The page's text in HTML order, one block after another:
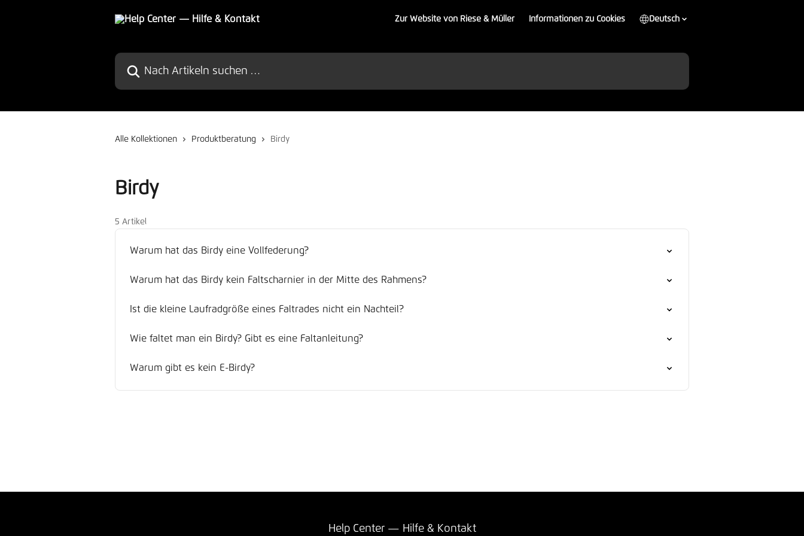
Zur Website von Riese & Müller Informationen zu Cookies Deutsch
Nach Artikeln suchen …
Alle Kollektionen Produktberatung Birdy
Birdy
5 Artikel
Warum hat das Birdy eine Vollfederung?
Warum hat das Birdy kein Faltscharnier in der Mitte des Rahmens?
Ist die kleine Laufradgröße eines Faltrades nicht ein Nachteil?
Wie faltet man ein Birdy? Gibt es eine Faltanleitung?
Warum gibt es kein E-Birdy?
Help Center — Hilfe & Kontakt